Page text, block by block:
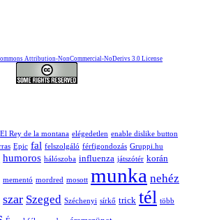
Attribution-NonCommercial-NoDerivs 3.0 License
El Rey de la montana elégedetlen enable dislike button
Epic fal felszolgáló férfigondozás Gruppi.hu
humoros hálószoba influenza játszótér korán
mementó mordred mosott munka nehéz
szar Szeged Széchenyi sírkő trick tél több